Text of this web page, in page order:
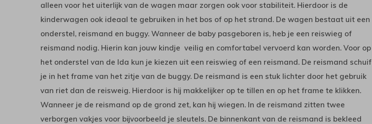
alleen voor het uiterlijk van de wagen maar zorgen ook voor stabiliteit. Hierdoor is de
kinderwagen ook ideaal te gebruiken in het bos of op het strand. De wagen bestaat uit een
onderstel, reismand en buggy. Wanneer de baby pasgeboren is, heb je een reiswieg of
reismand nodig. Hierin kan jouw kindje veilig en comfortabel vervoerd kan worden. Voor op
het onderstel van de Ida kun je kiezen uit een reiswieg of een reismand. De reismand schuif
je in het frame van het zitje van de buggy. De reismand is een stuk lichter door het gebruik
van riet dan de reisweig. Hierdoor is hij makkelijker op te tillen en op het frame te klikken.
Wanneer je de reismand op de grond zet, kan hij wiegen. In de reismand zitten twee
verborgen vakjes voor bijvoorbeeld je sleutels. De binnenkant van de reismand is bekleed